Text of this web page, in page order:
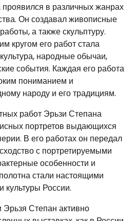
в различных жанрах
Он создавал живописные
а также скульптуру.
кругом его работ стала
народные обычаи,
события. Каждая его работа
пониманием и
народу и его традициям.
работ Эрьзи Степана
портретов выдающихся
В его работах он передал
с портретируемыми
особенности и
стали настоящими
культуры России.
Эрьзя Степан активно